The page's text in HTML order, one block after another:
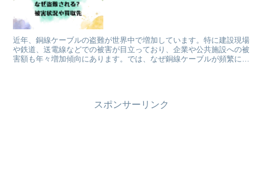
近年、銅線ケーブルの盗難が世界中で増加しています。特に建設現場
や鉄道、送電線などでの被害が目立っており、企業や公共施設への被
害額も年々増加傾向にあります。では、なぜ銅線ケーブルが頻繁に狙
スポンサーリンク